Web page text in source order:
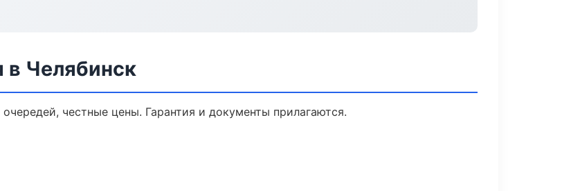
в Челябинск
честные цены. Гарантия и документы прилагаются.